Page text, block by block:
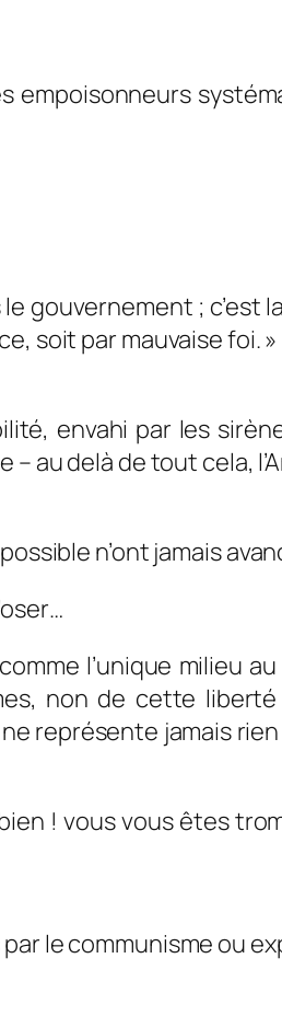
empoisonneurs
gouvernement ;
soit par mauvaise foi. »
envahi par les
au delà de tout cela,
n’ont jamais
l’unique milieu
non de cette
représente jamais
! vous vous êtes
le communisme ou